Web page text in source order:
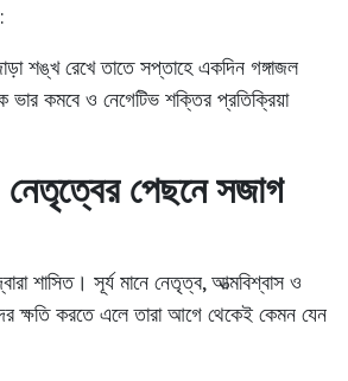
শঙ্খ রেখে তাতে সপ্তাহে একদিন গঙ্গাজল
ভার কমবে ও নেগেটিভ শক্তির প্রতিক্রিয়া
পেছনে সজাগ
শাসিত। সূর্য মানে নেতৃত্ব, আত্মবিশ্বাস ও
ক্ষতি করতে এলে তারা আগে থেকেই কেমন যেন